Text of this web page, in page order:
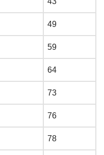
49
59
64
73
76
78